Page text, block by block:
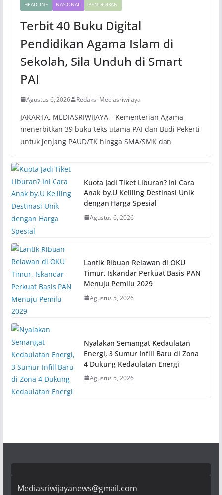
HEADLINE NASIONAL PENDIDIKAN
Terbit 40 Buku Digital
Pendidikan Agama Islam di
Sekolah, Sila Unduh di Smart
PAI
Agustus 6, 2026 Redaksi Mediasriwijaya
JAKARTA, MEDIASRIWIJAYA – Kementerian Agama
menerbitkan 39 buku teks utama PAI dan Budi Pekerti
untuk jenjang PAUD/TK hingga SMA/SMK dan
Kuota Jadi Tiket Liburan? Ini Cara
Anak by.U Keliling Destinasi Unik
dengan Harga Spesial
Agustus 6, 2026
Lantik Ribuan Relawan di OKU
Timur, Iskandar Perkuat Basis PAN
Menuju Pemilu 2029
Agustus 5, 2026
Nyalakan Semangat Kedaulatan
Energi, 3 Sumur Infill Baru di Zona
4 Dukung Kedaulatan Energi
Agustus 5, 2026
Mediasriwijayanews@gmail.com